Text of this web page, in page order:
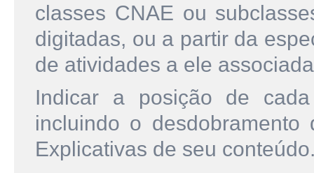
classes CNAE ou
digitadas, ou a partir da
de atividades a ele
Indicar a posição de
incluindo o
Explicativas de seu